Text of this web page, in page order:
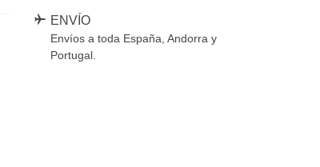
ENVÍO
Envíos a toda España, Andorra y
Portugal.